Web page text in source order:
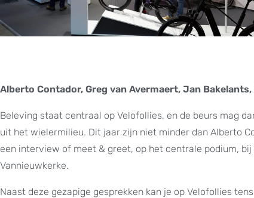
Alberto Contador, Greg van Avermaert, Jan
Beleving staat centraal op Velofollies, en de beurs mag
uit het wielermilieu. Dit jaar zijn niet minder dan Alberto
een interview of meet & greet, op het centrale podium,
Vannieuwkerke.
Naast deze gezapige gesprekken kan je op Velofollies